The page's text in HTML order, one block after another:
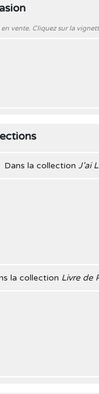
vente. Cliquez sur la
Dans la collection J'ai
la collection Livre de